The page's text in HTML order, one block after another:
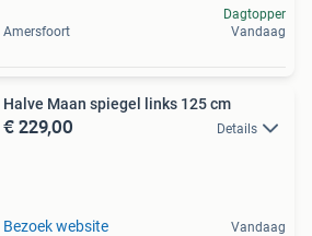
Amersfoort
Dagtopper
Vandaag
Halve Maan spiegel links 125 cm
€ 229,00 Details
Bezoek website Vandaag